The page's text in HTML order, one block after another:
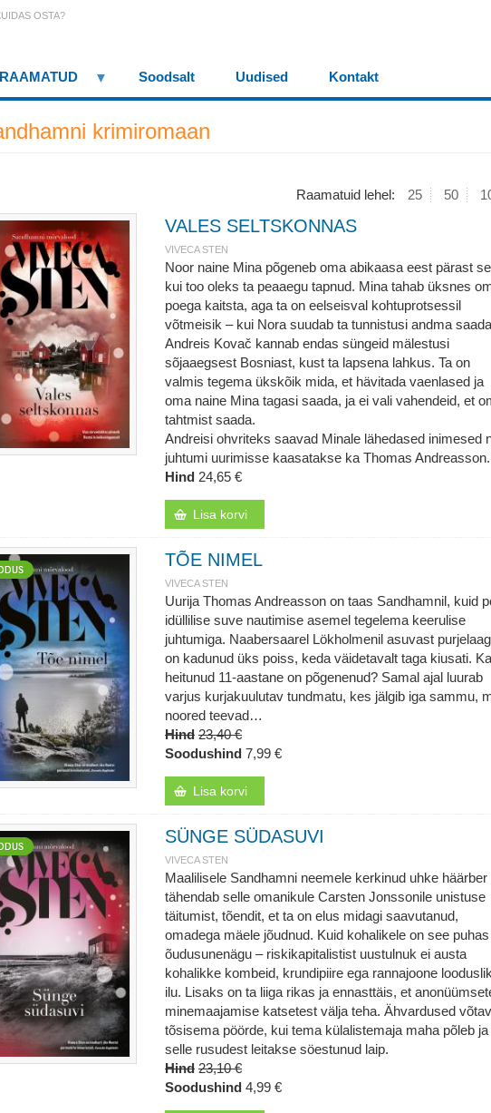
OSTA?
RAAMATUD Soodsalt Uudised Kontakt
krimiromaan
Raamatuid lehel: 25 50
VALES SELTSKONNAS
VIVECA STEN
Noor naine Mina põgeneb oma abikaasa eest pärast
kui too oleks ta peaaegu tapnud. Mina tahab üksnes
poega kaitsta, aga ta on eelseisval kohtuprotsessil
võtmeisik – kui Nora suudab ta tunnistusi andma
Andreis Kovač kannab endas süngeid mälestusi
sõjaaegsest Bosniast, kust ta lapsena lahkus. Ta on
valmis tegema ükskõik mida, et hävitada vaenlased ja
oma naine Mina tagasi saada, ja ei vali vahendeid, et
tahtmist saada.
Andreisi ohvriteks saavad Minale lähedased inimesed
juhtumi uurimisse kaasatakse ka Thomas Andreasson.
Hind 24,65 €
Lisa korvi
TÕE NIMEL
VIVECA STEN
Uurija Thomas Andreasson on taas Sandhamnil, kuid
idüllilise suve nautimise asemel tegelema keerulise
juhtumiga. Naabersaarel Lökholmenil asuvast
on kadunud üks poiss, keda väidetavalt taga kiusati.
heitunud 11-aastane on põgenenud? Samal ajal luurab
varjus kurjakuulutav tundmatu, kes jälgib iga sammu,
noored teevad…
Hind 23,40 €
Soodushind 7,99 €
Lisa korvi
SÜNGE SÜDASUVI
VIVECA STEN
Maalilisele Sandhamni neemele kerkinud uhke häärber
tähendab selle omanikule Carsten Jonssonile unistuse
täitumist, tõendit, et ta on elus midagi saavutanud,
omadega mäele jõudnud. Kuid kohalikele on see puhas
õudusunenägu – riskikapitalistist uustulnuk ei austa
kohalikke kombeid, krundipiire ega rannajoone
ilu. Lisaks on ta liiga rikas ja ennasttäis, et
minemaajamise katsetest välja teha. Ähvardused
tõsisema pöörde, kui tema külalistemaja maha põleb ja
selle rusudest leitakse söestunud laip.
Hind 23,10 €
Soodushind 4,99 €